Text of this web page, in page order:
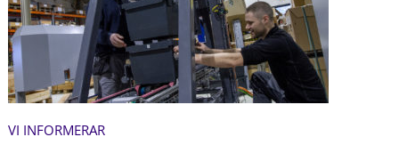
VI INFORMERAR